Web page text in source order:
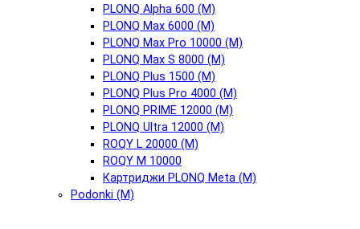
PLONQ Alpha 600 (М)
PLONQ Max 6000 (М)
PLONQ Max Pro 10000 (М)
PLONQ Max S 8000 (М)
PLONQ Plus 1500 (М)
PLONQ Plus Pro 4000 (М)
PLONQ PRIME 12000 (М)
PLONQ Ultra 12000 (М)
ROQY L 20000 (М)
ROQY M 10000
Картриджи PLONQ Meta (М)
Podonki (М)